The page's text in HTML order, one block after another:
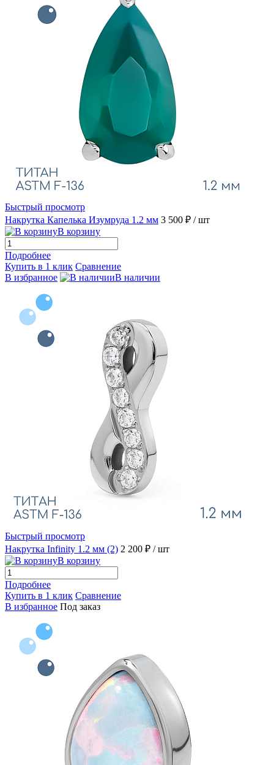
Быстрый просмотр
Накрутка Капелька Изумруда 1.2 мм 3 500 ₽ / шт
В корзину
Подробнее
Купить в 1 клик Сравнение
В избранное
В наличии
Быстрый просмотр
Накрутка Infinity 1.2 мм (2) 2 200 ₽ / шт
В корзину
Подробнее
Купить в 1 клик Сравнение
В избранное Под заказ